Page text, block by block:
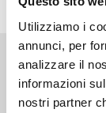
Utilizziamo i
annunci, per
analizzare il
informazioni
nostri partner
Altri